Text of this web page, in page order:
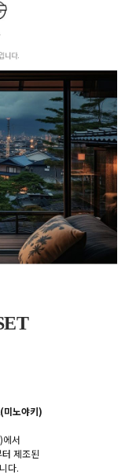
노야키)
서
제조된
다.